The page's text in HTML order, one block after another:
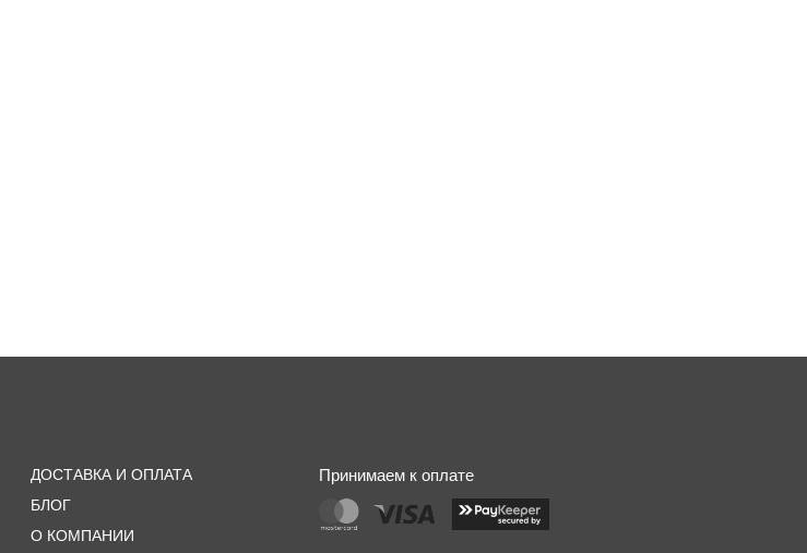
ДОСТАВКА И ОПЛАТА
БЛОГ
О КОМПАНИИ
Принимаем к оплате